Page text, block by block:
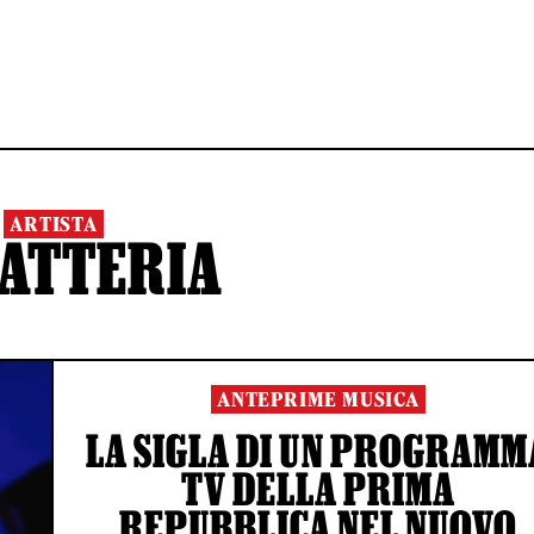
ARTISTA
ANTEPRIME MUSICA
LA SIGLA DI UN
TV DELLA PRIMA